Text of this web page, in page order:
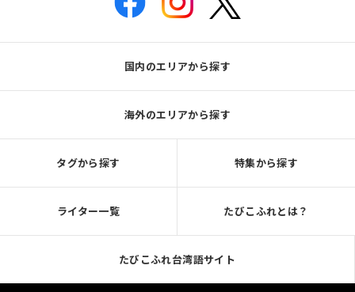
国内のエリアから探す
海外のエリアから探す
タグから探す 特集から探す
ライター一覧 たびこふれとは？
たびこふれ台湾語サイト